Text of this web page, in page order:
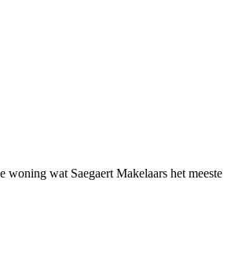
wat Saegaert Makelaars het meeste